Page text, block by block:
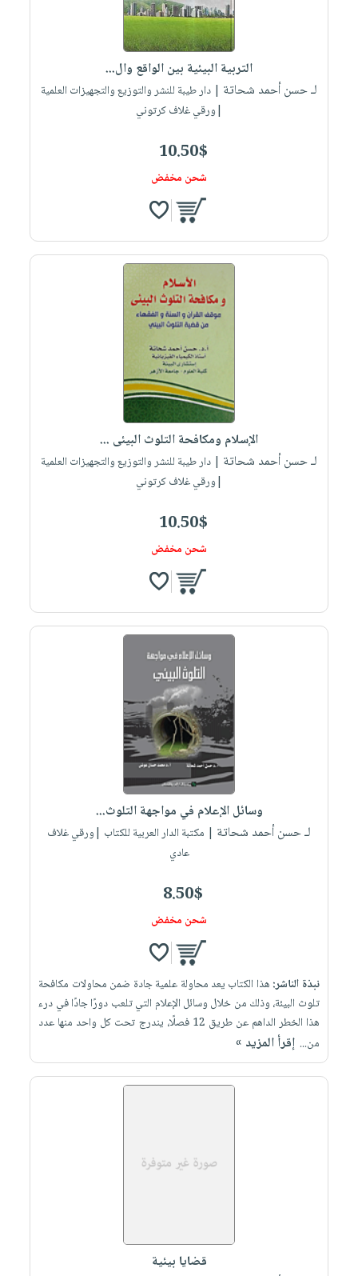
التربية البيئية بين الواقع وال...
لـ حسن أحمد شحاتة | دار طيبة للنشر والتوزيع والتجهيزات العلمية
|ورقي غلاف كرتوني
10.50$
شحن مخفض
الإسلام ومكافحة التلوث البيئى ...
لـ حسن أحمد شحاتة | دار طيبة للنشر والتوزيع والتجهيزات العلمية
|ورقي غلاف كرتوني
10.50$
شحن مخفض
وسائل الإعلام في مواجهة التلوث...
لـ حسن أحمد شحاتة | مكتبة الدار العربية للكتاب |ورقي غلاف
عادي
8.50$
شحن مخفض
نبذة الناشر: هذا الكتاب يعد محاولة علمية جادة ضمن محاولات مكافحة
تلوث البيئة، وذلك من خلال وسائل الإعلام التي تلعب دورًا جادًا في درء
هذا الخطر الداهم عن طريق 12 فصلًا، يندرج تحت كل واحد منها عدد
من... إقرأ المزيد »
قضايا بيئية